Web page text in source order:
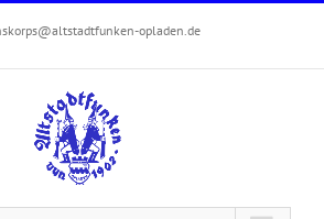
opladen.de